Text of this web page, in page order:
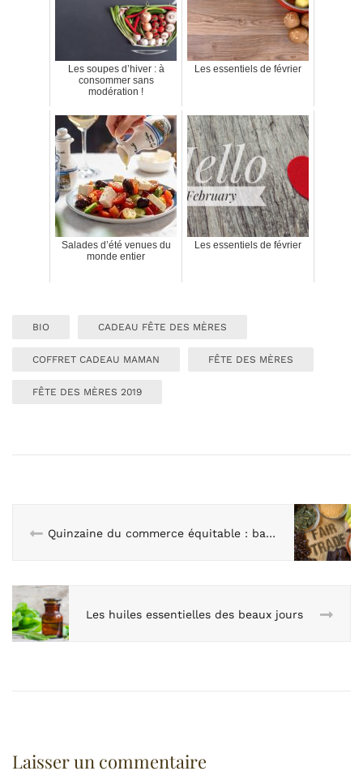
Les soupes d’hiver : à
consommer sans
modération !
Les essentiels de février
Salades d’été venues du
monde entier
Les essentiels de février
BIO CADEAU FÊTE DES MÈRES
COFFRET CADEAU MAMAN FÊTE DES MÈRES
FÊTE DES MÈRES 2019
Quinzaine du commerce équitable : battons-nous pour le climat !
Les huiles essentielles des beaux jours
Laisser un commentaire